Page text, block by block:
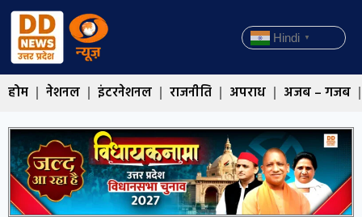
Hindi ▼
होम नेशनल इंटरनेशनल राजनीति अपराध अजब – गजब